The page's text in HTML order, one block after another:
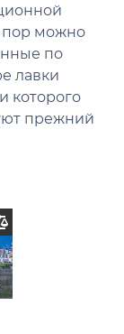
пор можно
по
лавки
которого
прежний